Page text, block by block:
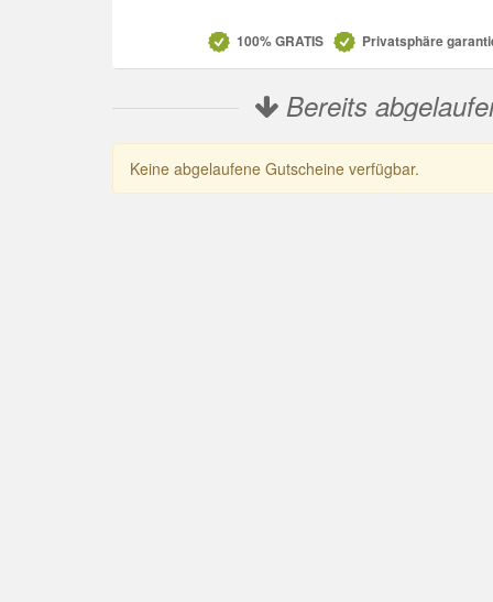
100% GRATIS Privatsphäre
Bereits
Keine abgelaufene Gutscheine verfügbar.